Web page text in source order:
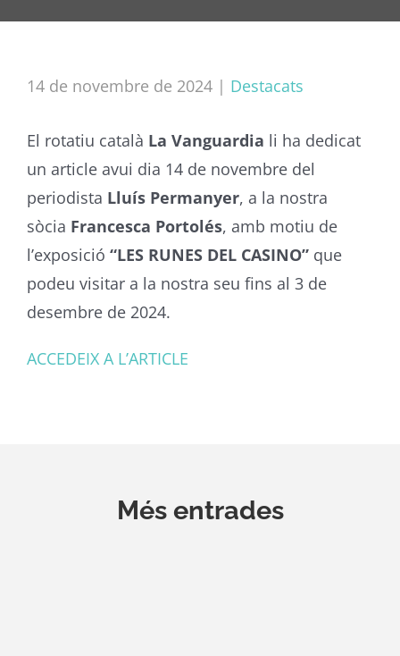
14 de novembre de 2024 | Destacats
El rotatiu català La Vanguardia li ha dedicat
un article avui dia 14 de novembre del
periodista Lluís Permanyer, a la nostra
sòcia Francesca Portolés, amb motiu de
l’exposició “LES RUNES DEL CASINO”que
podeu visitar a la nostra seu fins al 3 de
desembre de 2024.
ACCEDEIX A L’ARTICLE
Més entrades